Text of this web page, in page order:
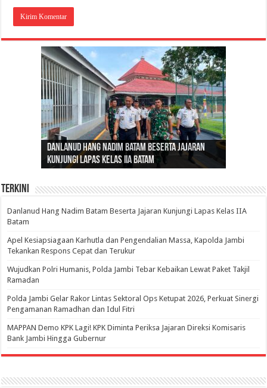
Danlanud Hang Nadim Batam Beserta Jajaran
Kunjungi Lapas Kelas IIA Batam
Silaturahmi dan Reses Komite I DPD RI di Polda
Jambi Bahas Sinergitas Penanganan Narkotika
Gubernur Al Haris: Lomba Cerdas Cermat Sarana
Edukasi Pembentukan Karakter Generasi
Penerus
Gubernur Al Haris Dorong Koperasi Merah Putih
Cepat Beroperasi Agar Bisa Layani Masyarakat
Penuhi Kebutuhannya
Sosok Fenomenal yang Menggetarkan
Nusantara: Ratu Wangsa, Wanita Berkelas
dengan Pengaruh Internasional
Terkini
Danlanud Hang Nadim Batam Beserta Jajaran Kunjungi Lapas Kelas IIA
Batam
Apel Kesiapsiagaan Karhutla dan Pengendalian Massa, Kapolda Jambi
Tekankan Respons Cepat dan Terukur
Wujudkan Polri Humanis, Polda Jambi Tebar Kebaikan Lewat Paket Takjil
Ramadan
Polda Jambi Gelar Rakor Lintas Sektoral Ops Ketupat 2026, Perkuat Sinergi
Pengamanan Ramadhan dan Idul Fitri
‎MAPPAN Demo KPK Lagi! KPK Diminta Periksa Jajaran Direksi Komisaris
Bank Jambi Hingga Gubernur ‎